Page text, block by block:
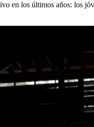
en los últimos años: los